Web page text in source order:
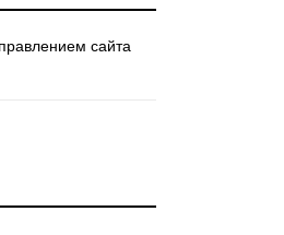
сайта